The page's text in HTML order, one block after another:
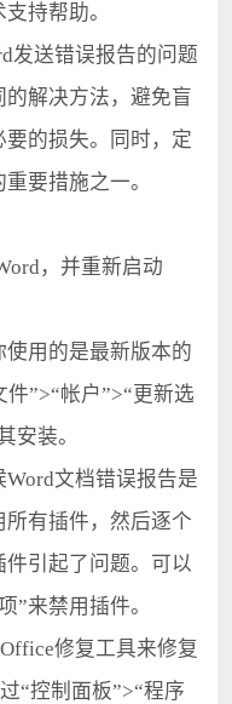
持帮助。
送错误报告的问题
解决方法，避免盲
要的损失。同时，定
要措施之一。
，并重新启动
用的是最新版本的
”>“帐户”>“更新选
安装。
文档错误报告是
有插件，然后逐个
引起了问题。可以
”来禁用插件。
修复工具来修复
“控制面板”>“程序